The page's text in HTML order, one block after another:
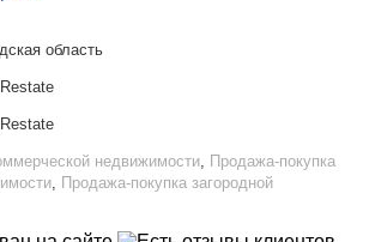
область
недвижимости, Продажа-покупка
, Продажа-покупка загородной